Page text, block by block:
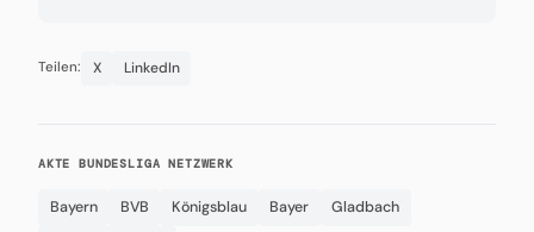
Teilen: X LinkedIn
AKTE BUNDESLIGA NETZWERK
Bayern BVB Königsblau Bayer
Gladbach